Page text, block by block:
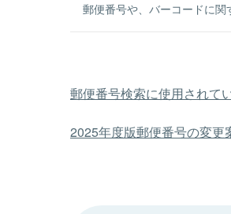
郵便番号や、バーコードに関
郵便番号検索に使用されて
2025年度版郵便番号の変更